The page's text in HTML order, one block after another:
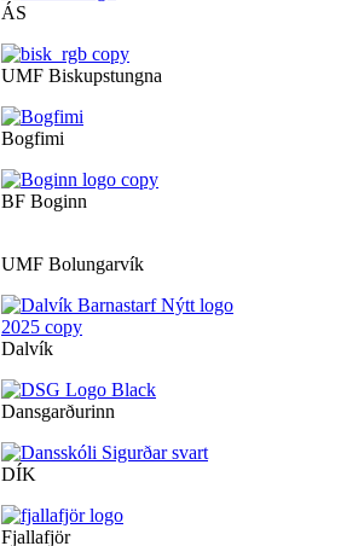
ÁS
UMF Biskupstungna
Bogfimi
BF Boginn
UMF Bolungarvík
Dalvík
Dansgarðurinn
DÍK
Fjallafjör